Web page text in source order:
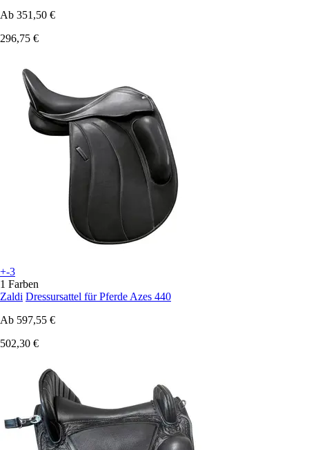
Ab 351,50 €
296,75 €
+-3
1 Farben
Zaldi Dressursattel für Pferde Azes 440
Ab 597,55 €
502,30 €